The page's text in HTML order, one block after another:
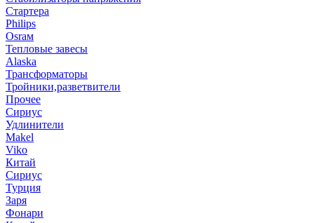
Стартера
Philips
Оsrам
Тепловые завесы
Alaska
Трансформаторы
Тройники,разветвители
Прочее
Сириус
Удлинители
Makel
Viko
Китай
Сириус
Турция
Заря
Фонари